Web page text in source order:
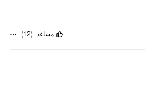
مساعد (
12
)